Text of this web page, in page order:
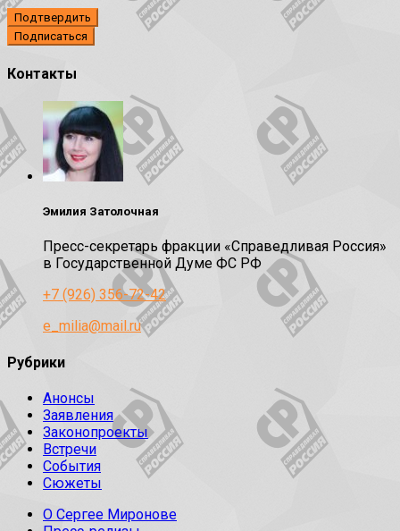
Подтвердить
Контакты
Эмилия Затолочная
Пресс-секретарь фракции «Справедливая Россия»
в Государственной Думе ФС РФ
+7 (926) 356-72-42
e_milia@mail.ru
Рубрики
Анонсы
Заявления
Законопроекты
Встречи
События
Сюжеты
О Сергее Миронове